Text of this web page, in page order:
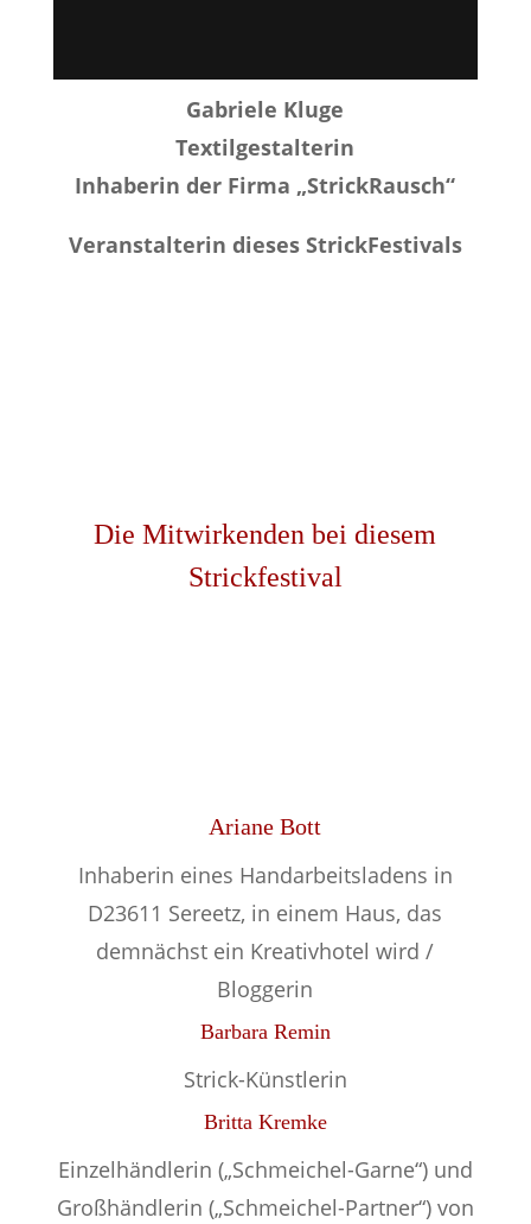
Gabriele Kluge
Textilgestalterin
Inhaberin der Firma „StrickRausch“
Veranstalterin dieses StrickFestivals
Die Mitwirkenden bei diesem
Strickfestival
Ariane Bott
Inhaberin eines Handarbeitsladens in
D23611 Sereetz, in einem Haus, das
demnächst ein Kreativhotel wird /
Bloggerin
Barbara Remin
Strick-Künstlerin
Britta Kremke
Einzelhändlerin („Schmeichel-Garne“) und
Großhändlerin („Schmeichel-Partner“) von